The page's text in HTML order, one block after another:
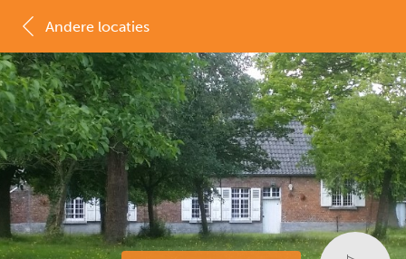
Andere locaties
MAP LIJST